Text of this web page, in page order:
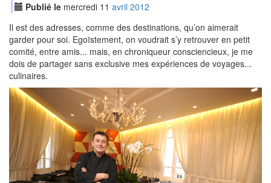
Publié le mercredi 11 avril 2012
Il est des adresses, comme des destinations, qu’on aimerait
garder pour soi. Egoïstement, on voudrait s’y retrouver en petit
comité, entre amis... mais, en chroniqueur consciencieux, je me
dois de partager sans exclusive mes expériences de voyages...
culinaires.